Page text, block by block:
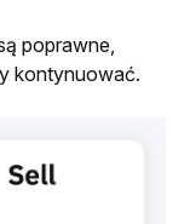
poprawne,
kontynuować.